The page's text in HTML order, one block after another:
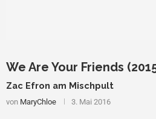
We Are Your Friends
Zac Efron am Mischpult
von MaryChloe 3. Mai 2016